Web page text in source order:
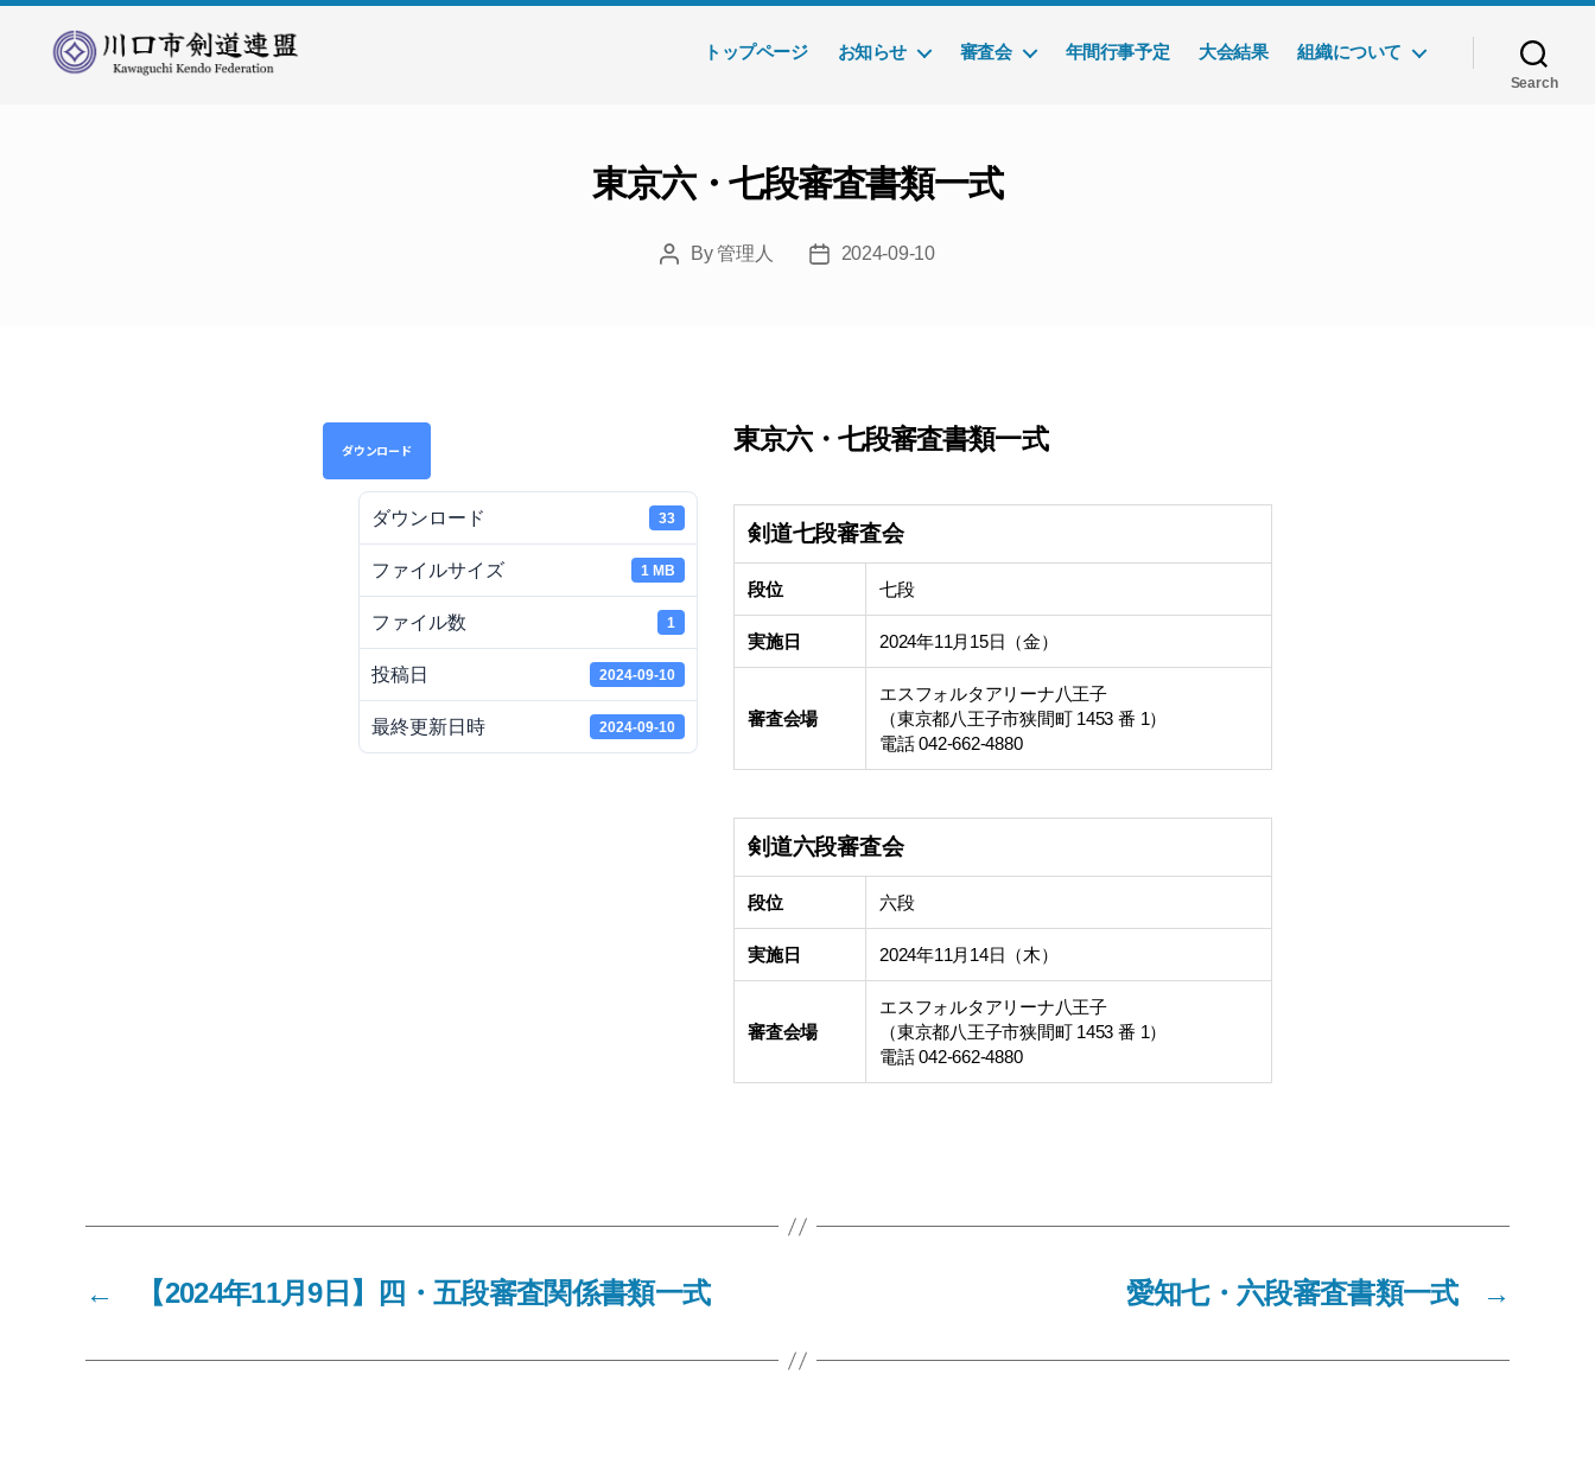
トップページ お知らせ 審査会 年間行事予定 大会結果 組織について
Search
東京六・七段審査書類一式
PostBy管理人
Post2024-09-10
ダウンロード
ダウンロード 33
ファイルサイズ 1 MB
ファイル数 1
投稿日 2024-09-10
最終更新日時 2024-09-10
東京六・七段審査書類一式
剣道七段審査会
段位 七段
実施日 2024年11月15日（金）
審査会場
エスフォルタアリーナ八王子
（東京都八王子市狭間町 1453 番 1）
電話 042-662-4880
剣道六段審査会
段位 六段
実施日 2024年11月14日（木）
審査会場
エスフォルタアリーナ八王子
（東京都八王子市狭間町 1453 番 1）
電話 042-662-4880
← 【2024年11月9日】四・五段審査関係書類一式 →
愛知七・六段審査書類一式